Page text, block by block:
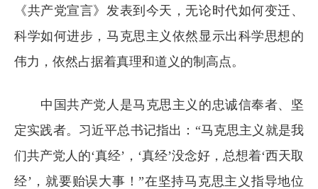
《共产党宣言》发表到今天，无论时代如何变迁、
科学如何进步，马克思主义依然显示出科学思想的
伟力，依然占据着真理和道义的制高点。
中国共产党人是马克思主义的忠诚信奉者、坚
定实践者。习近平总书记指出：“马克思主义就是我
们共产党人的‘真经’，‘真经’没念好，总想着‘西天取
经’，就要贻误大事！”在坚持马克思主义指导地位